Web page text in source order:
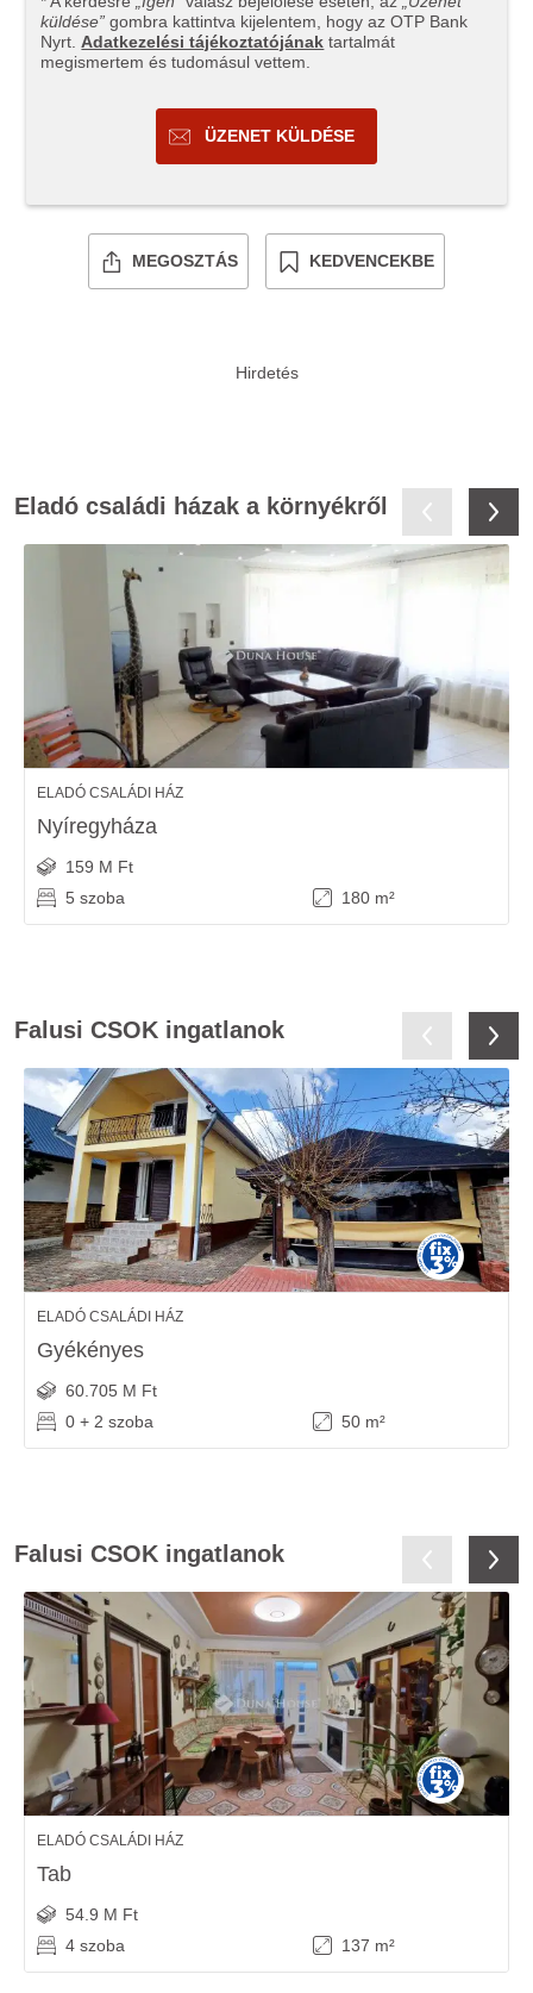
küldése” gombra kattintva kijelentem, hogy az OTP Bank
Nyrt. Adatkezelési tájékoztatójának tartalmát
megismertem és tudomásul vettem.
ÜZENET KÜLDÉSE
MEGOSZTÁS KEDVENCEKBE
Eladó családi házak a környékről
ELADÓ CSALÁDI HÁZ
Nyíregyháza
159 M Ft
5 szoba
180 m²
Falusi CSOK ingatlanok
ELADÓ CSALÁDI HÁZ
Gyékényes
60.705 M Ft
0 + 2 szoba
50 m²
Falusi CSOK ingatlanok
ELADÓ CSALÁDI HÁZ
Tab
54.9 M Ft
4 szoba
137 m²